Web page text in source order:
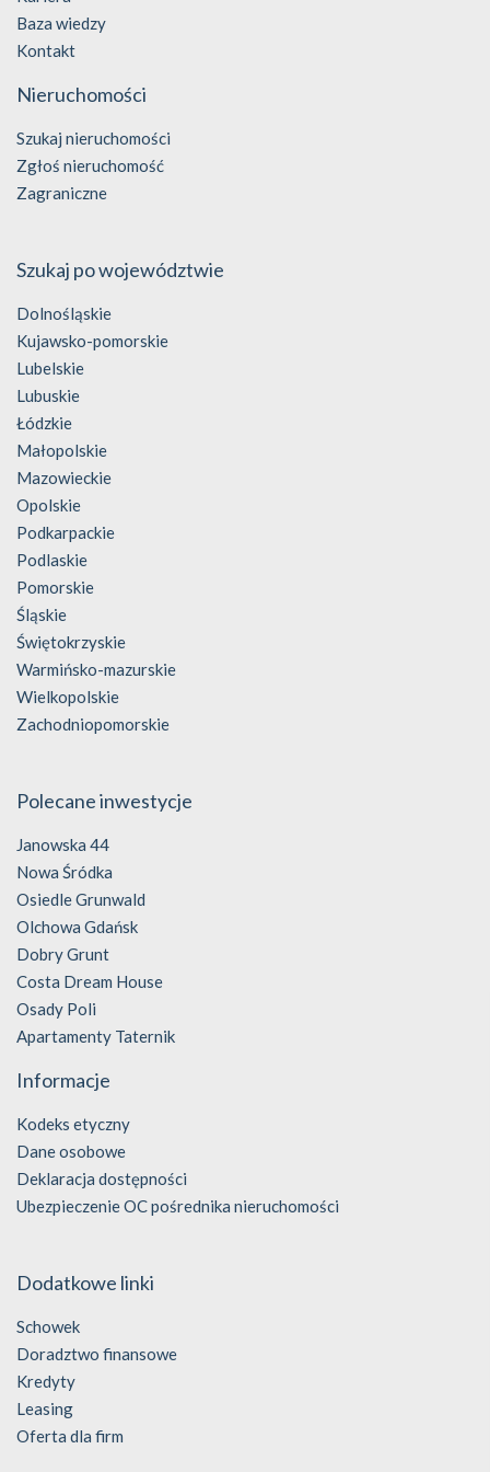
Baza wiedzy
Kontakt
Nieruchomości
Szukaj nieruchomości
Zgłoś nieruchomość
Zagraniczne
Szukaj po województwie
Dolnośląskie
Kujawsko-pomorskie
Lubelskie
Lubuskie
Łódzkie
Małopolskie
Mazowieckie
Opolskie
Podkarpackie
Podlaskie
Pomorskie
Śląskie
Świętokrzyskie
Warmińsko-mazurskie
Wielkopolskie
Zachodniopomorskie
Polecane inwestycje
Janowska 44
Nowa Śródka
Osiedle Grunwald
Olchowa Gdańsk
Dobry Grunt
Costa Dream House
Osady Poli
Apartamenty Taternik
Informacje
Kodeks etyczny
Dane osobowe
Deklaracja dostępności
Ubezpieczenie OC pośrednika nieruchomości
Dodatkowe linki
Schowek
Doradztwo finansowe
Kredyty
Leasing
Oferta dla firm